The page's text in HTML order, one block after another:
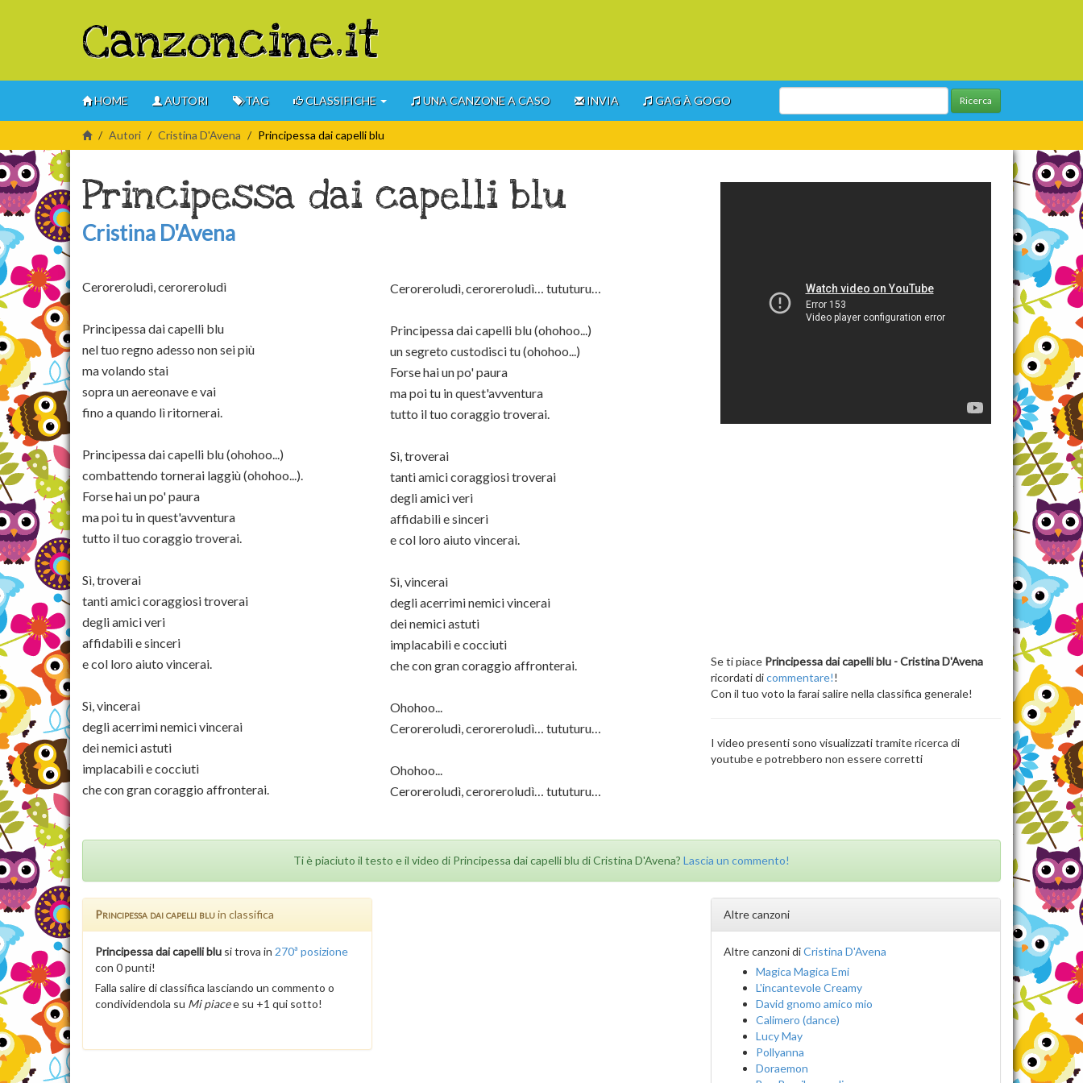
Canzoncine.it
HOME AUTORI TAG CLASSIFICHE UNA CANZONE A CASO INVIA GAG À GOGO Ricerca
Autori Cristina D'Avena Principessa dai capelli blu
Principessa dai capelli blu
Cristina D'Avena
Ceroreroludì, ceroreroludì
Principessa dai capelli blu
nel tuo regno adesso non sei più
ma volando stai
sopra un aereonave e vai
fino a quando lì ritornerai.
Principessa dai capelli blu (ohohoo...)
combattendo tornerai laggiù (ohohoo...).
Forse hai un po' paura
ma poi tu in quest'avventura
tutto il tuo coraggio troverai.
Sì, troverai
tanti amici coraggiosi troverai
degli amici veri
affidabili e sinceri
e col loro aiuto vincerai.
Sì, vincerai
degli acerrimi nemici vincerai
dei nemici astuti
implacabili e cocciuti
che con gran coraggio affronterai.
Ceroreroludì, ceroreroludì… tututuru…
Principessa dai capelli blu (ohohoo...)
un segreto custodisci tu (ohohoo...)
Forse hai un po' paura
ma poi tu in quest'avventura
tutto il tuo coraggio troverai.
Sì, troverai
tanti amici coraggiosi troverai
degli amici veri
affidabili e sinceri
e col loro aiuto vincerai.
Sì, vincerai
degli acerrimi nemici vincerai
dei nemici astuti
implacabili e cocciuti
che con gran coraggio affronterai.
Ohohoo...
Ceroreroludì, ceroreroludì… tututuru…
Ohohoo...
Ceroreroludì, ceroreroludì… tututuru…
Se ti piace Principessa dai capelli blu - Cristina D'Avena
ricordati dicommentare!!
Con il tuo voto la farai salire nella classifica generale!
I video presenti sono visualizzati tramite ricerca di
youtube e potrebbero non essere corretti
Ti è piaciuto il testo e il video di Principessa dai capelli blu di Cristina D'Avena? Lascia un commento!
Principessa dai capelli bluin classifica
Principessa dai capelli blu si trova in 270ª posizione
con 0 punti!
Falla salire di classifica lasciando un commento o
condividendola su Mi piacee su +1 qui sotto!
Altre canzoni
Altre canzoni diCristina D'Avena
Magica Magica Emi
L'incantevole Creamy
David gnomo amico mio
Calimero (dance)
Lucy May
Pollyanna
Doraemon